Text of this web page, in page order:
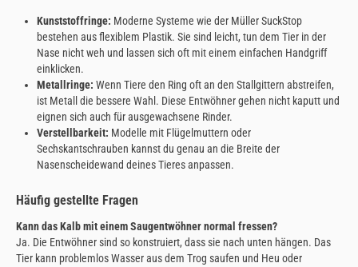
Kunststoffringe: Moderne Systeme wie der Müller SuckStop
bestehen aus flexiblem Plastik. Sie sind leicht, tun dem Tier in der
Nase nicht weh und lassen sich oft mit einem einfachen Handgriff
einklicken.
Metallringe: Wenn Tiere den Ring oft an den Stallgittern abstreifen,
ist Metall die bessere Wahl. Diese Entwöhner gehen nicht kaputt und
eignen sich auch für ausgewachsene Rinder.
Verstellbarkeit: Modelle mit Flügelmuttern oder
Sechskantschrauben kannst du genau an die Breite der
Nasenscheidewand deines Tieres anpassen.
Häufig gestellte Fragen
Kann das Kalb mit einem Saugentwöhner normal fressen?
Ja. Die Entwöhner sind so konstruiert, dass sie nach unten hängen. Das
Tier kann problemlos Wasser aus dem Trog saufen und Heu oder